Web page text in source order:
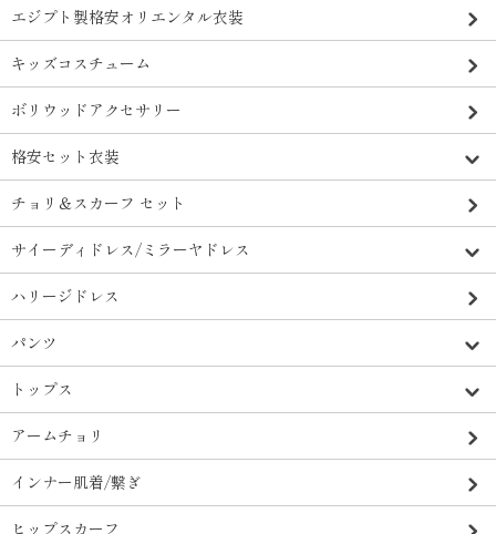
エジプト製格安オリエンタル衣装
キッズコスチューム
ボリウッドアクセサリー
格安セット衣装
チョリ＆スカーフ セット
サイーディドレス/ミラーヤドレス
ハリージドレス
パンツ
トップス
アームチョリ
インナー肌着/繋ぎ
ヒップスカーフ